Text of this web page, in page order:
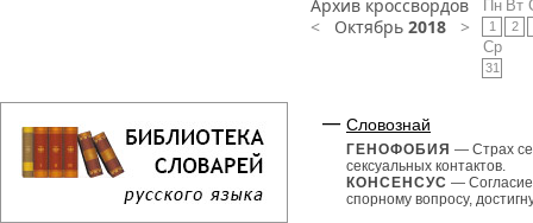
Архив кроссвордов
< Октябрь 2018 >
Пн
1
Вт
2
Ср
31
Словознай
ГЕНОФОБИЯ — Страх
сексуальных контактов.
КОНСЕНСУС —
спорному вопросу,